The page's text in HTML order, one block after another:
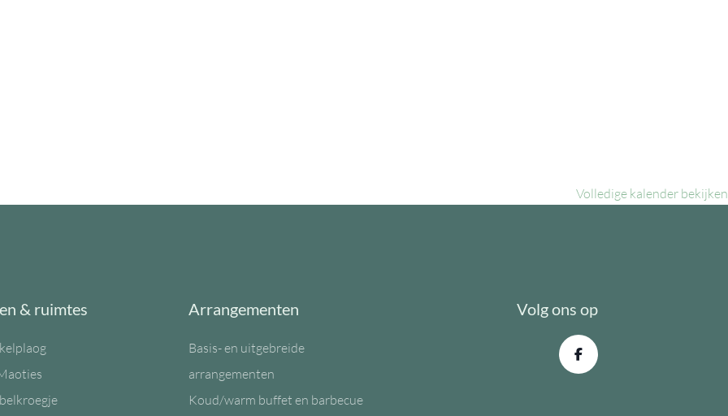
Volledige kalender bekijken
& ruimtes Arrangementen
Basis- en uitgebreide
arrangementen
Koud/warm buffet en barbecue
Volg ons op